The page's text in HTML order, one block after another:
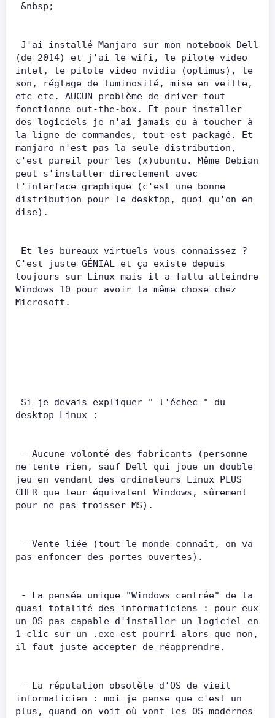
&nbsp;
(de 2014) et j'ai le wifi, le pilote video
intel, le pilote video nvidia (optimus), le
son, réglage de luminosité, mise en veille,
etc etc. AUCUN problème de driver tout
fonctionne out-the-box. Et pour installer
des logiciels je n'ai jamais eu à toucher à
la ligne de commandes, tout est packagé. Et
manjaro n'est pas la seule distribution,
c'est pareil pour les (x)ubuntu. Même Debian
peut s'installer directement avec
l'interface graphique (c'est une bonne
distribution pour le desktop, quoi qu'on en
dise).
C'est juste GÉNIAL et ça existe depuis
toujours sur Linux mais il a fallu atteindre
Windows 10 pour avoir la même chose chez
Microsoft.
desktop Linux :
ne tente rien, sauf Dell qui joue un double
jeu en vendant des ordinateurs Linux PLUS
CHER que leur équivalent Windows, sûrement
pour ne pas froisser MS).
pas enfoncer des portes ouvertes).
quasi totalité des informaticiens : pour eux
un OS pas capable d'installer un logiciel en
1 clic sur un .exe est pourri alors que non,
informaticien : moi je pense que c'est un
plus, quand on voit où vont les OS modernes